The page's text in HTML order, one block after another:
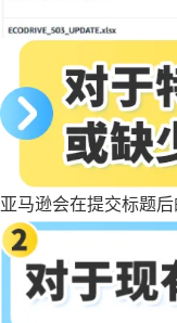
亚马逊会在提交标题